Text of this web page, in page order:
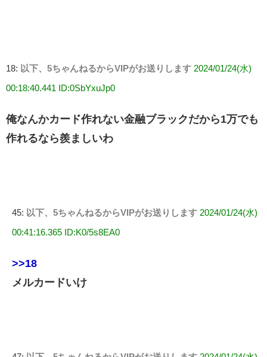
18: 以下、5ちゃんねるからVIPがお送りします 2024/01/24(水)
00:18:40.441 ID:0SbYxuJp0
俺なんかカード作れない金融ブラックだから1万でも
作れるなら羨ましいわ
45: 以下、5ちゃんねるからVIPがお送りします 2024/01/24(水)
00:41:16.365 ID:K0/5s8EA0
>>18
メルカードいけ